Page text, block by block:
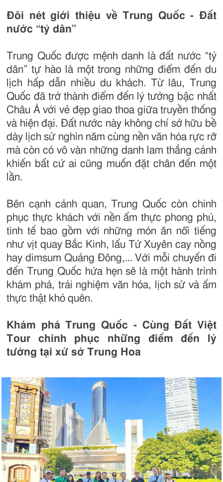
Đôi nét giới thiệu về Trung Quốc - Đất
nước “tỷ dân”
Trung Quốc được mệnh danh là đất nước “tỷ
dân” tự hào là một trong những điểm đến du
lịch hấp dẫn nhiều du khách. Từ lâu, Trung
Quốc đã trở thành điểm đến lý tưởng bậc nhất
Châu Á với vẻ đẹp giao thoa giữa truyền thống
và hiện đại. Đất nước này không chỉ sở hữu bề
dày lịch sử nghìn năm cùng nền văn hóa rực rỡ
mà còn có vô vàn những danh lam thắng cảnh
khiến bất cứ ai cũng muốn đặt chân đến một
lần.
Bên cạnh cảnh quan, Trung Quốc còn chinh
phục thực khách với nền ẩm thực phong phú,
tinh tế bao gồm với những món ăn nổi tiếng
như vịt quay Bắc Kinh, lẩu Tứ Xuyên cay nồng
hay dimsum Quảng Đông,... Với mỗi chuyến đi
đến Trung Quốc hứa hẹn sẽ là một hành trình
khám phá, trải nghiệm văn hóa, lịch sử và ẩm
thực thật khó quên.
Khám phá Trung Quốc - Cùng Đất Việt
Tour chinh phục những điểm đến lý
tưởng tại xứ sở Trung Hoa